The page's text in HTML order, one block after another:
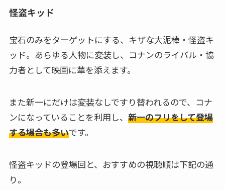
怪盗キッド
宝石のみをターゲットにする、キザな大泥棒・怪盗キ
ッド。あらゆる人物に変装し、コナンのライバル・協
力者として映画に華を添えます。
また新一にだけは変装なしですり替われるので、コナ
ンになっていることを利用し、 新一のフリをして登場
する場合も多いです。
怪盗キッドの登場回と、おすすめの視聴順は下記の通
り。